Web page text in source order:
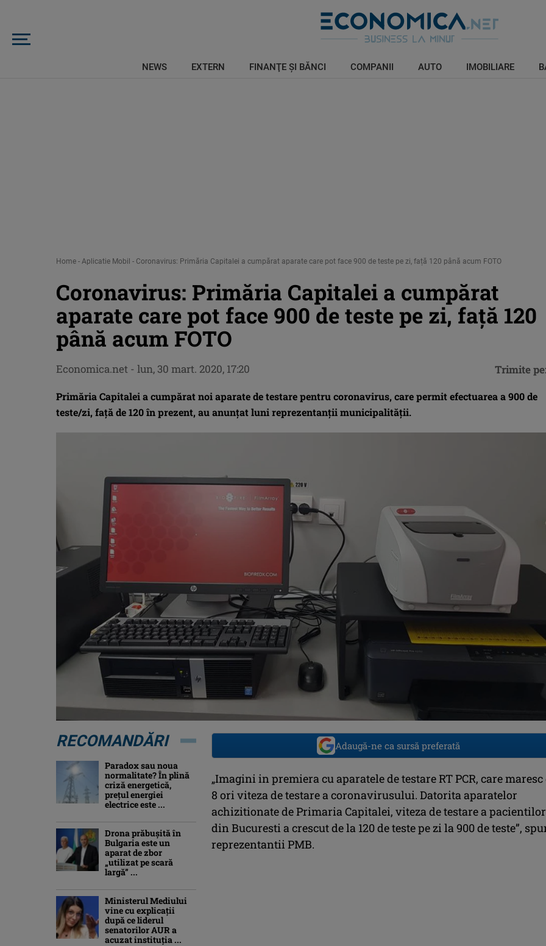
NEWS EXTERN FINANŢE ŞI BĂNCI COMPANII AUTO IMOBILIARE
Home - Aplicatie Mobil - Coronavirus: Primăria Capitalei a cumpărat aparate care pot face 900 de teste pe zi, față 120 până acum FOTO
Coronavirus: Primăria Capitalei a cumpărat
aparate care pot face 900 de teste pe zi, față 120
până acum FOTO
Primăria Capitalei a cumpărat noi aparate de testare pentru coronavirus, care permit efectuarea a 900 de
teste/zi, față de 120 în prezent, au anunțat luni reprezentanții municipalității.
Economica.net - lun, 30 mart. 2020, 17:20 Trimite
Adaugă-ne ca sursă preferată
„Imagini in premiera cu aparatele de testare RT PCR, care maresc
8 ori viteza de testare a coronavirusului. Datorita aparatelor
achizitionate de Primaria Capitalei, viteza de testare a pacientilor
din Bucuresti a crescut de la 120 de teste pe zi la 900 de teste”,
reprezentantii PMB.
RECOMANDĂRI
Paradox sau noua
normalitate? În plină
criză energetică,
prețul energiei
electrice este ...
Drona prăbuşită în
Bulgaria este un
aparat de zbor
„utilizat pe scară
largă” ...
Ministerul Mediului
vine cu explicații
după ce liderul
senatorilor AUR a
acuzat instituția ...